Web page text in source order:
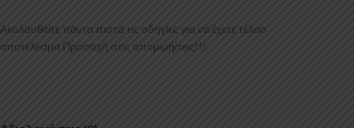
Ακολουθείτε πάντα πιστά τις οδηγίες για να έχετε τέλειο
αποτέλεσμα.Προσοχή στις απομιμήσεις!!!